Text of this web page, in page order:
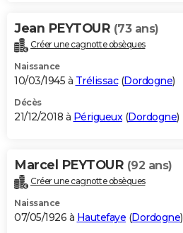
Jean PEYTOUR (73 ans)
Créer une cagnotte obsèques
Naissance
10/03/1945 à Trélissac(Dordogne)
Décès
21/12/2018 à Périgueux(Dordogne)
Marcel PEYTOUR (92 ans)
Créer une cagnotte obsèques
Naissance
07/05/1926 à Hautefaye (Dordogne)